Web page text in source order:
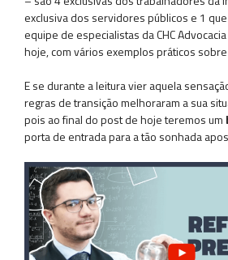
exclusiva dos servidores públicos e 1
equipe de especialistas da CHC
hoje, com vários exemplos práticos
E se durante a leitura vier aquela
regras de transição melhoraram a sua
pois ao final do post de hoje teremos um
porta de entrada para a tão sonhada